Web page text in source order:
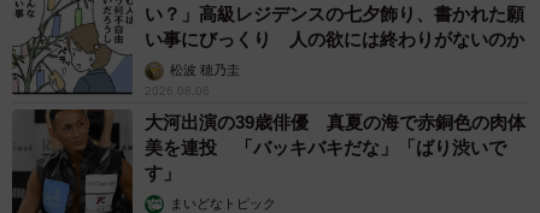
い？」高級レジデンスの七夕飾り、書かれた願
い事にびっくり 人の欲には終わりがないのか
松波 穂乃圭
2026.08.06
大河出演の39歳俳優 真夏の海で赤銅色の肉体
美を連投 「バッキバキだな」「ばり渋いで
す」
まいどなトピック